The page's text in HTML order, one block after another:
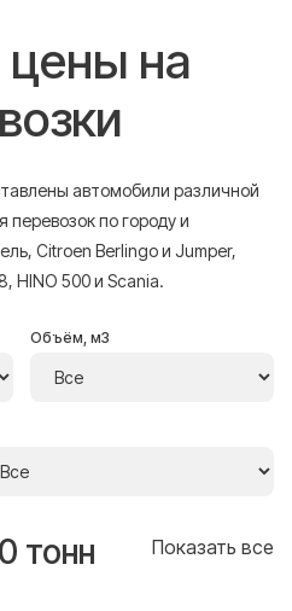
на
автомобили различной
перевозок по городу и
Citroen Berlingo и Jumper,
HINO 500 и Scania.
Объём, м3
тонн Показать все